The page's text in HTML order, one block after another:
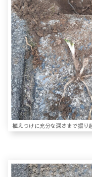
植えつけに充分な深さまで掘り